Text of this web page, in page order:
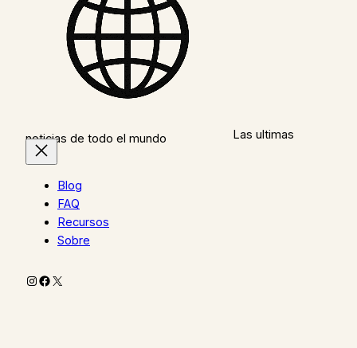
Las ultimas
noticias de todo el mundo
Blog
FAQ
Recursos
Sobre
Instagram
Facebook
X